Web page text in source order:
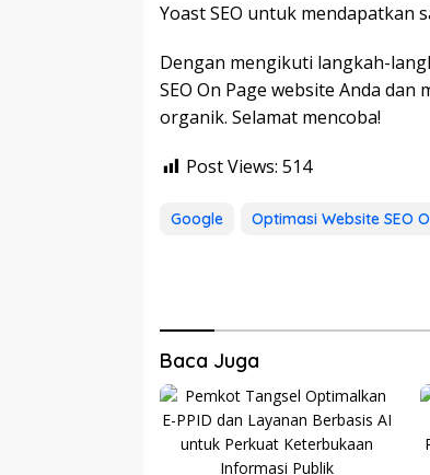
Yoast SEO untuk mendapatkan
Dengan mengikuti langkah-
SEO On Page website Anda
organik. Selamat mencoba!
Post Views: 514
Google Optimasi Website SEO
Baca Juga